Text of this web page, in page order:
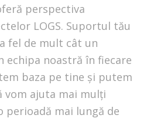
perspectiva
LOGS. Suportul tău
fel de mult cât un
echipa noastră în fiecare
baza pe tine și putem
vom ajuta mai mulți
perioadă mai lungă de